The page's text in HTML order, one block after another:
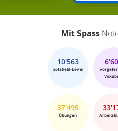
Mit Spass
10'563
sofaheld-Level
37'495
Übungen